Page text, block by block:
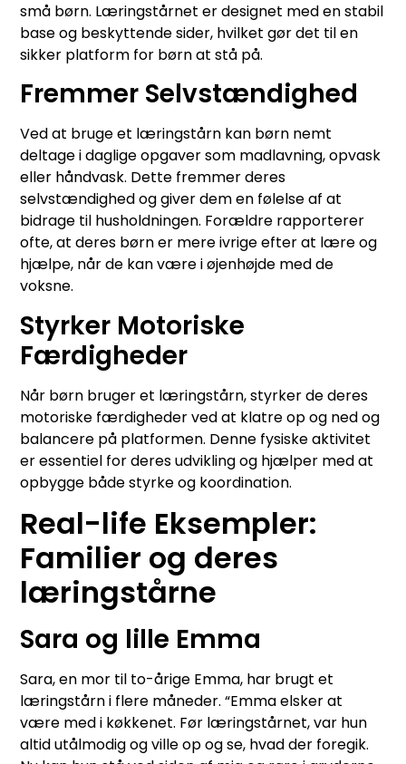
små børn. Læringstårnet er designet med en stabil
base og beskyttende sider, hvilket gør det til en
sikker platform for børn at stå på.
Fremmer Selvstændighed
Ved at bruge et læringstårn kan børn nemt
deltage i daglige opgaver som madlavning, opvask
eller håndvask. Dette fremmer deres
selvstændighed og giver dem en følelse af at
bidrage til husholdningen. Forældre rapporterer
ofte, at deres børn er mere ivrige efter at lære og
hjælpe, når de kan være i øjenhøjde med de
voksne.
Styrker Motoriske
Færdigheder
Når børn bruger et læringstårn, styrker de deres
motoriske færdigheder ved at klatre op og ned og
balancere på platformen. Denne fysiske aktivitet
er essentiel for deres udvikling og hjælper med at
opbygge både styrke og koordination.
Real-life Eksempler:
Familier og deres
læringstårne
Sara og lille Emma
Sara, en mor til to-årige Emma, har brugt et
læringstårn i flere måneder. “Emma elsker at
være med i køkkenet. Før læringstårnet, var hun
altid utålmodig og ville op og se, hvad der foregik.